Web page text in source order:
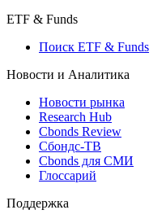
ETF & Funds
Поиск ETF & Funds
Новости и Аналитика
Новости рынка
Research Hub
Cbonds Review
Сбондс-ТВ
Cbonds для СМИ
Глоссарий
Поддержка